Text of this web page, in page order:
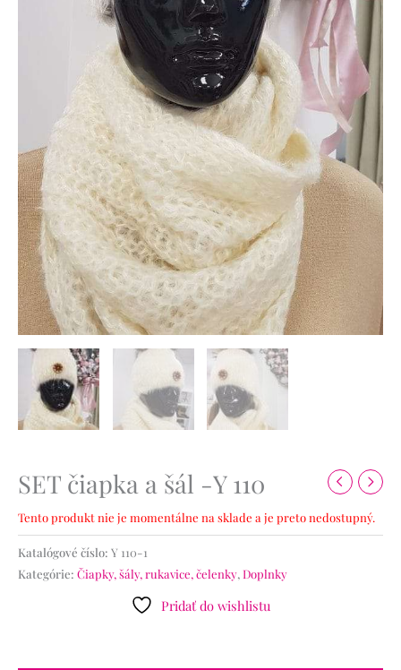
SET čiapka a šál -Y 110
Tento produkt nie je momentálne na sklade a je preto nedostupný.
Katalógové číslo: Y 110-1
Kategórie: Čiapky, šály, rukavice, čelenky,Doplnky
Pridať do wishlistu